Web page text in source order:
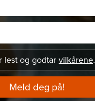
lest og godtarvilkårene.
Meld deg på!